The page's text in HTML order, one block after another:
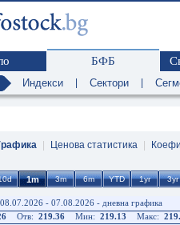
БФБ
Индекси Сектори
Ценова статистика
- 07.08.2026 - дневна графика
Отв: 219.36 Мин: 219.13 Макс: